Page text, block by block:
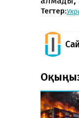
Тегтер: